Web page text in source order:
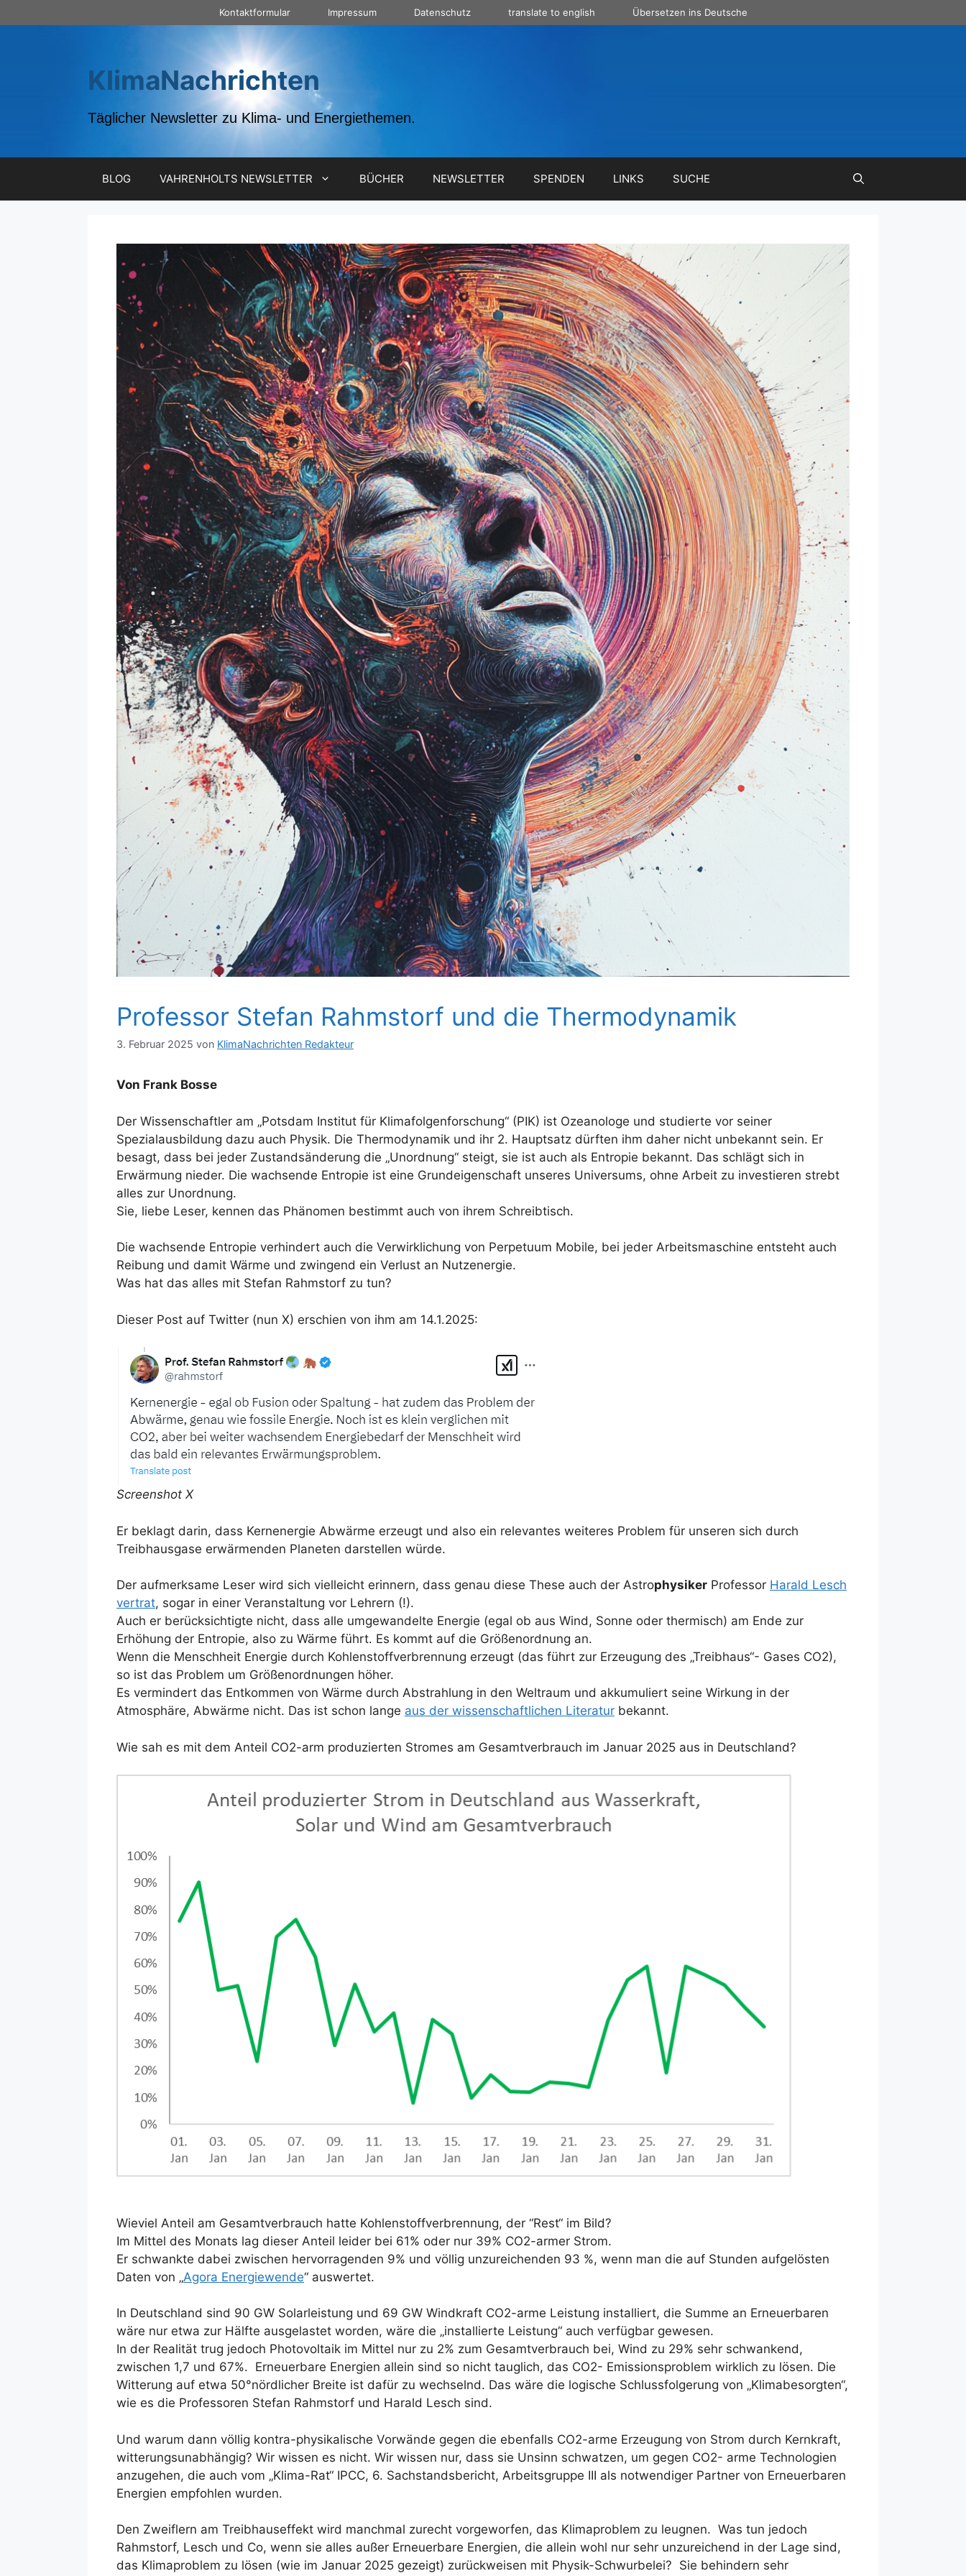
Inhalt
Kontaktformular Impressum Datenschutz translate to english Übersetzen ins Deutsche
KlimaNachrichten
Täglicher Newsletter zu Klima- und Energiethemen.
BLOG VAHRENHOLTS NEWSLETTER BÜCHER NEWSLETTER SPENDEN LINKS SUCHE
Professor Stefan Rahmstorf und die Thermodynamik
3. Februar 2025 von KlimaNachrichten Redakteur
Von Frank Bosse
Der Wissenschaftler am „Potsdam Institut für Klimafolgenforschung“ (PIK) ist Ozeanologe und studierte vor seiner
Spezialausbildung dazu auch Physik. Die Thermodynamik und ihr 2. Hauptsatz dürften ihm daher nicht unbekannt sein. Er
besagt, dass bei jeder Zustandsänderung die „Unordnung“ steigt, sie ist auch als Entropie bekannt. Das schlägt sich in
Erwärmung nieder. Die wachsende Entropie ist eine Grundeigenschaft unseres Universums, ohne Arbeit zu investieren strebt
alles zur Unordnung.
Sie, liebe Leser, kennen das Phänomen bestimmt auch von ihrem Schreibtisch.
Die wachsende Entropie verhindert auch die Verwirklichung von Perpetuum Mobile, bei jeder Arbeitsmaschine entsteht auch
Reibung und damit Wärme und zwingend ein Verlust an Nutzenergie.
Was hat das alles mit Stefan Rahmstorf zu tun?
Dieser Post auf Twitter (nun X) erschien von ihm am 14.1.2025:
Screenshot X
Er beklagt darin, dass Kernenergie Abwärme erzeugt und also ein relevantes weiteres Problem für unseren sich durch
Treibhausgase erwärmenden Planeten darstellen würde.
Der aufmerksame Leser wird sich vielleicht erinnern, dass genau diese These auch der Astrophysiker Professor Harald Lesch
vertrat, sogar in einer Veranstaltung vor Lehrern (!).
Auch er berücksichtigte nicht, dass alle umgewandelte Energie (egal ob aus Wind, Sonne oder thermisch) am Ende zur
Erhöhung der Entropie, also zu Wärme führt. Es kommt auf die Größenordnung an.
Wenn die Menschheit Energie durch Kohlenstoffverbrennung erzeugt (das führt zur Erzeugung des „Treibhaus“- Gases CO2),
so ist das Problem um Größenordnungen höher.
Es vermindert das Entkommen von Wärme durch Abstrahlung in den Weltraum und akkumuliert seine Wirkung in der
Atmosphäre, Abwärme nicht. Das ist schon lange aus der wissenschaftlichen Literatur bekannt.
Wie sah es mit dem Anteil CO2-arm produzierten Stromes am Gesamtverbrauch im Januar 2025 aus in Deutschland?
Wieviel Anteil am Gesamtverbrauch hatte Kohlenstoffverbrennung, der “Rest“ im Bild?
Im Mittel des Monats lag dieser Anteil leider bei 61% oder nur 39% CO2-armer Strom.
Er schwankte dabei zwischen hervorragenden 9% und völlig unzureichenden 93 %, wenn man die auf Stunden aufgelösten
Daten von „Agora Energiewende“ auswertet.
In Deutschland sind 90 GW Solarleistung und 69 GW Windkraft CO2-arme Leistung installiert, die Summe an Erneuerbaren
wäre nur etwa zur Hälfte ausgelastet worden, wäre die „installierte Leistung“ auch verfügbar gewesen.
In der Realität trug jedoch Photovoltaik im Mittel nur zu 2% zum Gesamtverbrauch bei, Wind zu 29% sehr schwankend,
zwischen 1,7 und 67%. Erneuerbare Energien allein sind so nicht tauglich, das CO2- Emissionsproblem wirklich zu lösen. Die
Witterung auf etwa 50°nördlicher Breite ist dafür zu wechselnd. Das wäre die logische Schlussfolgerung von „Klimabesorgten“,
wie es die Professoren Stefan Rahmstorf und Harald Lesch sind.
Und warum dann völlig kontra-physikalische Vorwände gegen die ebenfalls CO2-arme Erzeugung von Strom durch Kernkraft,
witterungsunabhängig? Wir wissen es nicht. Wir wissen nur, dass sie Unsinn schwatzen, um gegen CO2- arme Technologien
anzugehen, die auch vom „Klima-Rat“ IPCC, 6. Sachstandsbericht, Arbeitsgruppe III als notwendiger Partner von Erneuerbaren
Energien empfohlen wurden.
Den Zweiflern am Treibhauseffekt wird manchmal zurecht vorgeworfen, das Klimaproblem zu leugnen. Was tun jedoch
Rahmstorf, Lesch und Co, wenn sie alles außer Erneuerbare Energien, die allein wohl nur sehr unzureichend in der Lage sind,
das Klimaproblem zu lösen (wie im Januar 2025 gezeigt) zurückweisen mit Physik-Schwurbelei? Sie behindern sehr